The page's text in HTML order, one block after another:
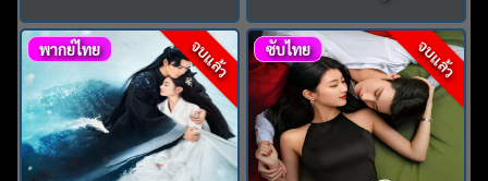
จบแล้ว
พากย์ไทย จบแล้ว
ซับไทย